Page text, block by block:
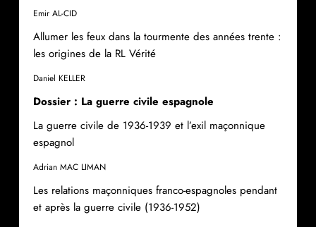
Emir AL-CID
Allumer les feux dans la tourmente des années trente :
les origines de la RL Vérité
Daniel KELLER
Dossier : La guerre civile espagnole
La guerre civile de 1936-1939 et l’exil maçonnique
espagnol
Adrian MAC LIMAN
Les relations maçonniques franco-espagnoles pendant
et après la guerre civile (1936-1952)